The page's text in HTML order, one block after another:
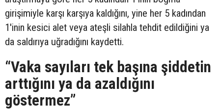
girişimiyle karşı karşıya kaldığını, yine her 5 kadından
1'inin kesici alet veya ateşli silahla tehdit edildiğini ya
da saldırıya uğradığını kaydetti.
“Vaka sayıları tek başına şiddetin
arttığını ya da azaldığını
göstermez”